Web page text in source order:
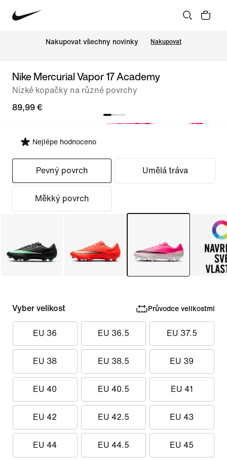
Nakupovat všechny novinky Nakupovat
Nike Mercurial Vapor 17 Academy
Nízké kopačky na různé povrchy
89,99 €
Nejlépe hodnoceno
Vybrat střih
Pevný povrch Umělá tráva
Měkký povrch
Vyber velikost Průvodce velikostmi
EU 36 EU 36.5 EU 37.5
EU 38 EU 38.5 EU 39
EU 40 EU 40.5 EU 41
EU 42 EU 42.5 EU 43
EU 44 EU 44.5 EU 45